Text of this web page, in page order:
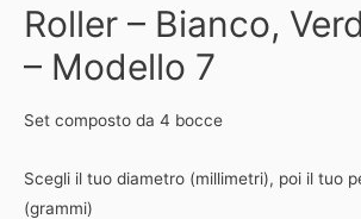
Roller – Bianco,
– Modello 7
Set composto da 4 bocce
Scegli il tuo diametro (millimetri), poi il tuo
(grammi)